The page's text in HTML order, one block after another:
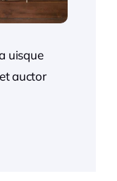
uisque
auctor